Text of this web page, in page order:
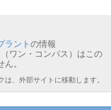
ラント の情報
ワン・コンパス）はこの
。
は、外部サイトに移動します。